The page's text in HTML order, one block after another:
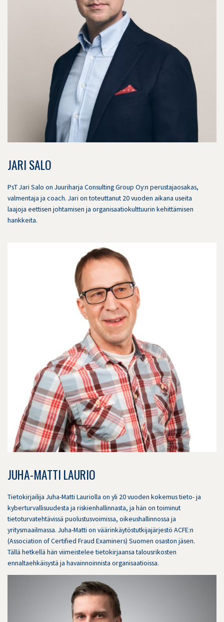
JARI SALO
PsT Jari Salo on Juuriharja Consulting Group Oy:n perustajaosakas,
valmentaja ja coach. Jari on toteuttanut 20 vuoden aikana useita
laajoja eettisen johtamisen ja organisaatiokulttuurin kehittämisen
hankkeita.
JUHA-MATTI LAURIO
Tietokirjailija Juha-Matti Lauriolla on yli 20 vuoden kokemus tieto- ja
kyberturvallisuudesta ja riskienhallinnasta, ja hän on toiminut
tietoturvatehtävissä puolustusvoimissa, oikeushallinnossa ja
yritysmaailmassa. Juha-Matti on väärinkäytöstutkijajärjestö ACFE:n
(Association of Certified Fraud Examiners) Suomen osaston jäsen.
Tällä hetkellä hän viimeistelee tietokirjaansa talousrikosten
ennaltaehkäisystä ja havainnoinnista organisaatioissa.